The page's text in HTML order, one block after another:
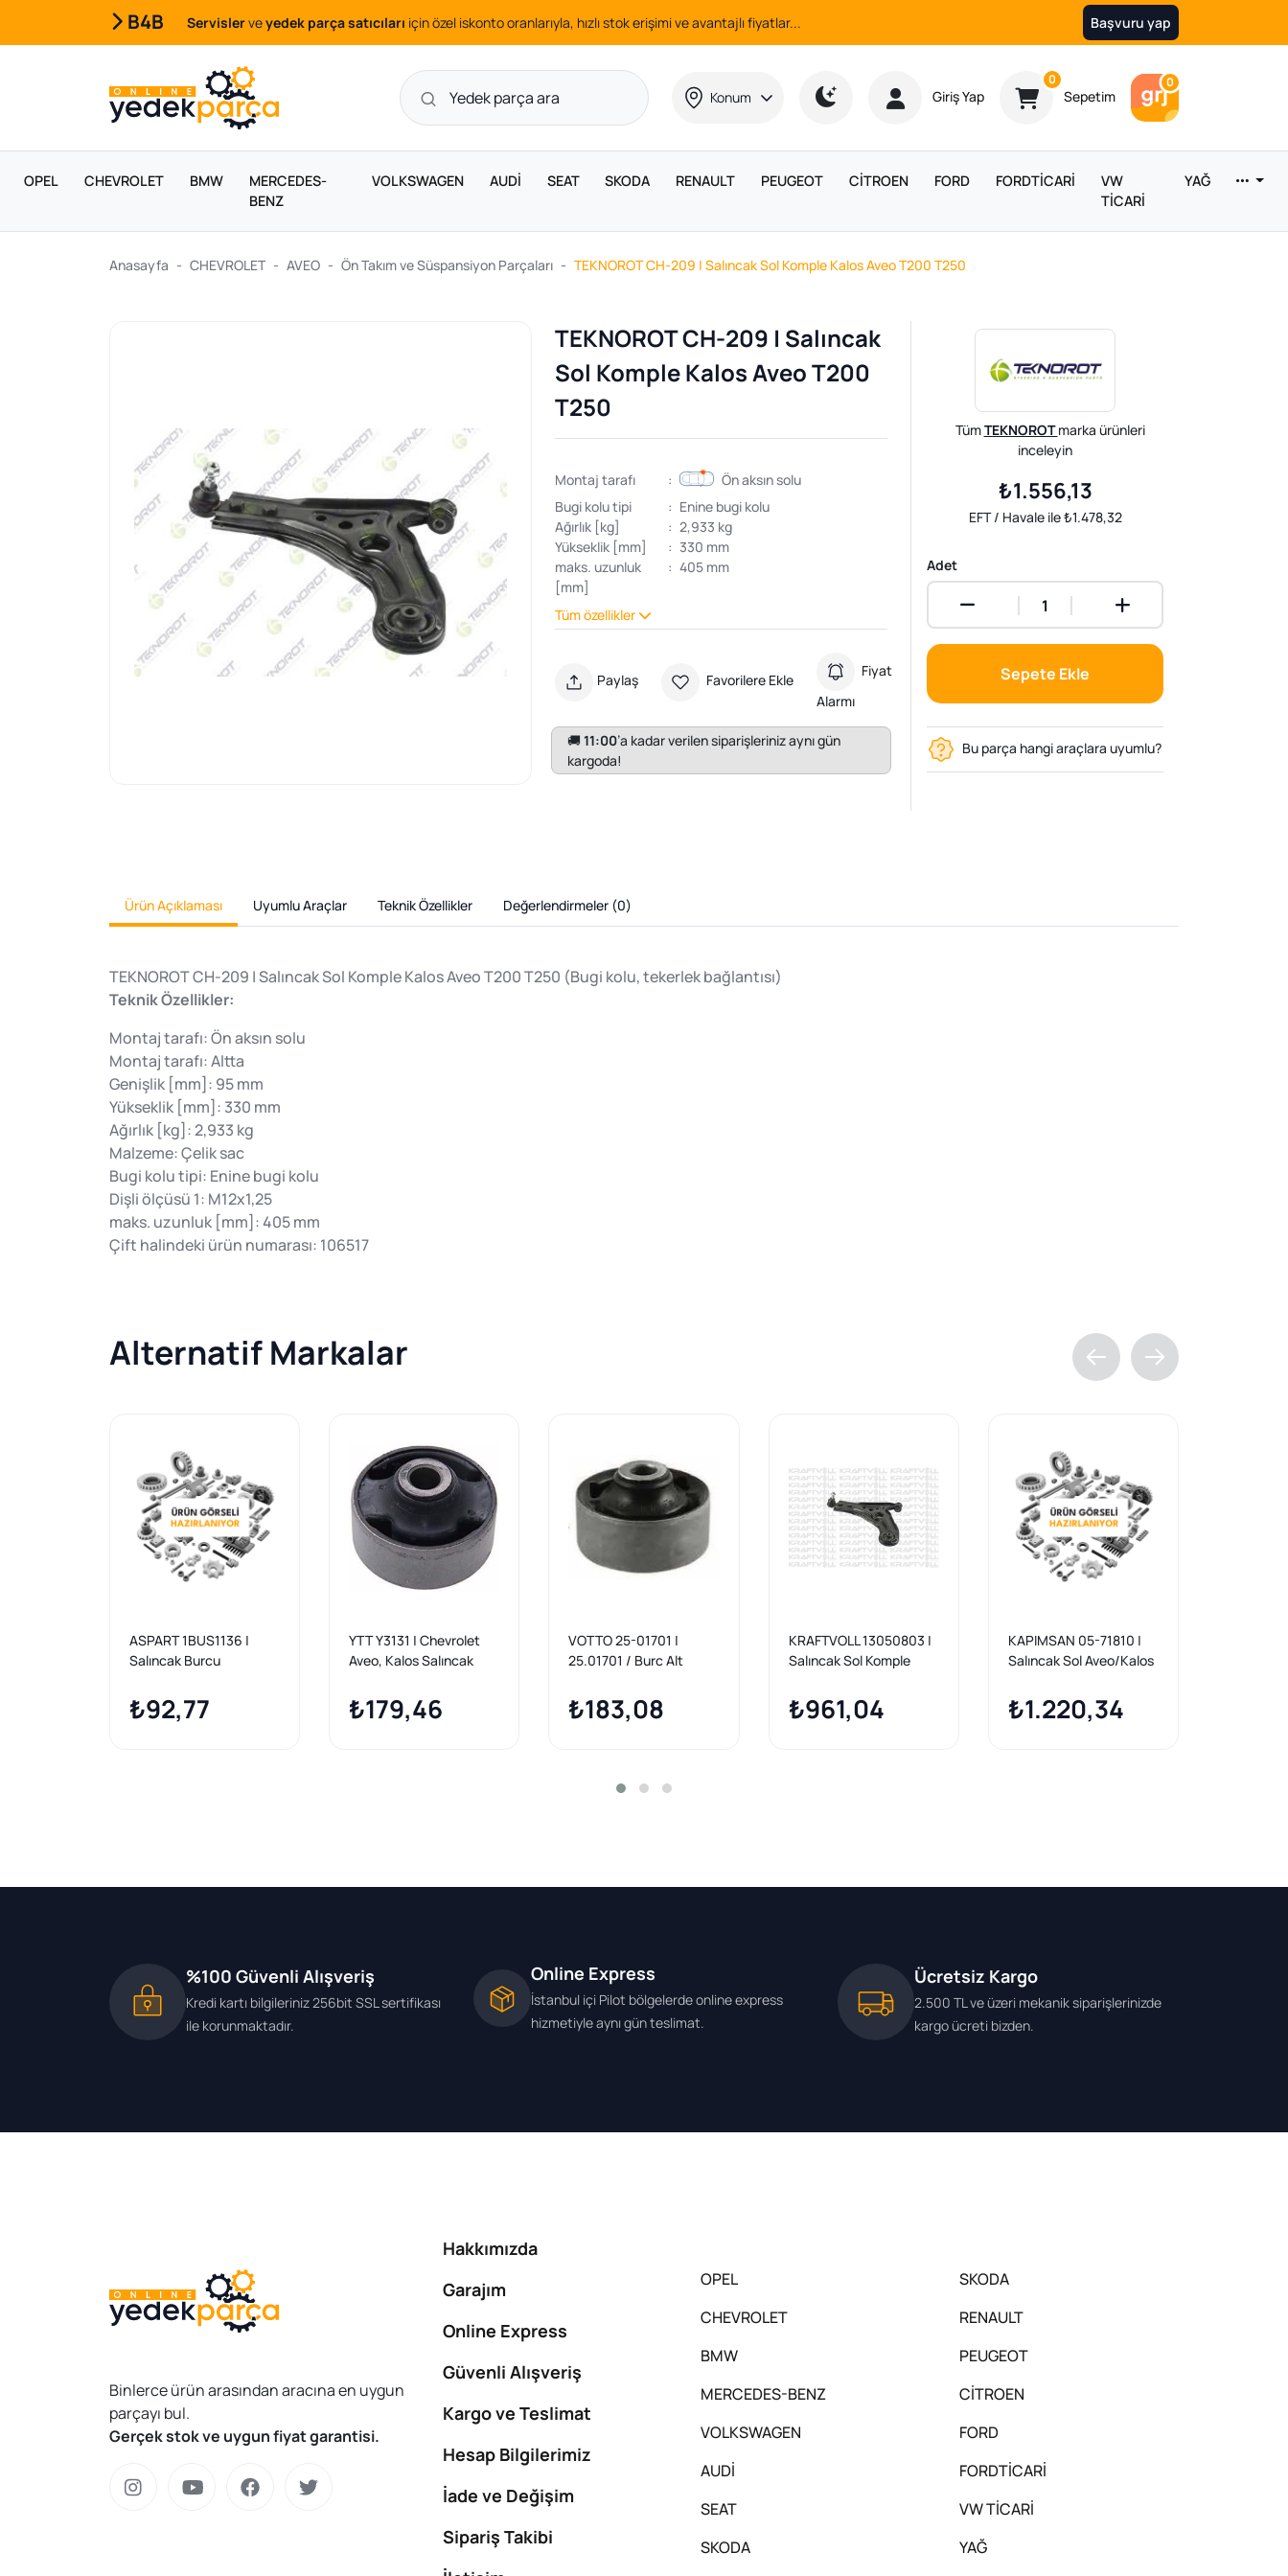
B4B Servislerveyedek parça satıcıları için özel iskonto oranlarıyla, hızlı stok erişimi ve avantajlı fiyatlar... Başvuru yap
Konum Giriş Yap
0Ürün sayısı
Sepetim
0Araç sayısı
OPEL CHEVROLET BMW
MERCEDES-
BENZ
VOLKSWAGEN AUDİ SEAT SKODA RENAULT PEUGEOT CİTROEN FORD FORDTİCARİ
VW
TİCARİ
YAĞ
Anasayfa CHEVROLET AVEO Ön Takım ve Süspansiyon Parçaları TEKNOROT CH-209 | Salıncak Sol Komple Kalos Aveo T200 T250
TEKNOROT CH-209 | Salıncak
Sol Komple Kalos Aveo T200
T250
Montaj tarafı :
Ön aksın solu
Bugi kolu tipi
: Enine bugi kolu
Ağırlık [kg]
: 2,933 kg
Yükseklik [mm]
: 330 mm
maks. uzunluk
[mm]
: 405 mm
Tüm özellikler
Paylaş Favorilere Ekle
Fiyat
Alarmı
🚚11:00’a kadar verilen siparişleriniz aynı gün
kargoda!
TümTEKNOROTmarka ürünleri
inceleyin
₺1.556,13
EFT / Havale ile ₺1.478,32
Adet
Sepete Ekle
Bu parça hangi araçlara uyumlu?
Ürün Açıklaması Uyumlu Araçlar Teknik Özellikler Değerlendirmeler (0)
TEKNOROT CH-209 | Salıncak Sol Komple Kalos Aveo T200 T250 (Bugi kolu, tekerlek bağlantısı)
Teknik Özellikler:
Montaj tarafı: Ön aksın solu
Montaj tarafı: Altta
Genişlik [mm]: 95 mm
Yükseklik [mm]: 330 mm
Ağırlık [kg]: 2,933 kg
Malzeme: Çelik sac
Bugi kolu tipi: Enine bugi kolu
Dişli ölçüsü 1: M12x1,25
maks. uzunluk [mm]: 405 mm
Çift halindeki ürün numarası: 106517
Alternatif Markalar
ASPART 1BUS1136 |
Salıncak Burcu
04 > Ön Büyük
₺92,77
YTT Y3131 | Chevrolet
Aveo, Kalos Salıncak
1 Adet
₺179,46
VOTTO 25-01701 |
25.01701 / Burc Alt
Kalos 20202 > / Aveo
2005 >)
₺183,08
KRAFTVOLL 13050803 |
Salıncak Sol Komple
₺961,04
KAPIMSAN 05-71810 |
Salıncak Sol Aveo/Kalos
T200/T250/T255,
Sedan T200/T250/T255
₺1.220,34
%100 Güvenli Alışveriş
Kredi kartı bilgileriniz 256bit SSL sertifikası
ile korunmaktadır.
Online Express
İstanbul içi Pilot bölgelerde online express
hizmetiyle aynı gün teslimat.
Ücretsiz Kargo
2.500 TL ve üzeri mekanik siparişlerinizde
kargo ücreti bizden.
Binlerce ürün arasından aracına en uygun
parçayı bul.
Gerçek stok ve uygun fiyat garantisi.
Hakkımızda
Garajım
Online Express
Güvenli Alışveriş
Kargo ve Teslimat
Hesap Bilgilerimiz
İade ve Değişim
Sipariş Takibi
OPEL
CHEVROLET
BMW
MERCEDES-BENZ
VOLKSWAGEN
AUDİ
SEAT
SKODA
SKODA
RENAULT
PEUGEOT
CİTROEN
FORD
FORDTİCARİ
VW TİCARİ
YAĞ